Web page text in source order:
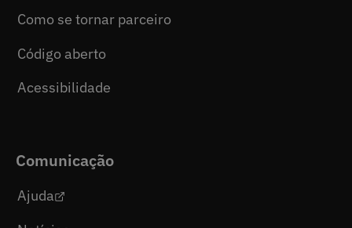
Como se tornar parceiro
Código aberto
Acessibilidade
Comunicação
Ajuda